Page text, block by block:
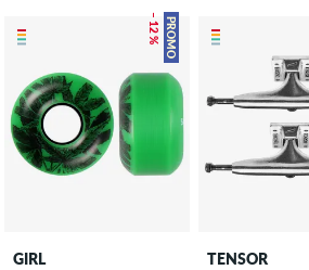
PROMO
– 12 %
GIRL
TENSOR